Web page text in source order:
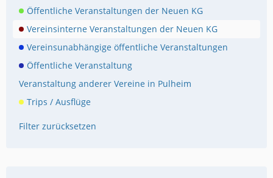
Öffentliche Veranstaltungen der Neuen KG
Vereinsinterne Veranstaltungen der Neuen KG
Vereinsunabhängige öffentliche Veranstaltungen
Öffentliche Veranstaltung
Veranstaltung anderer Vereine in Pulheim
Trips / Ausflüge
Filter zurücksetzen